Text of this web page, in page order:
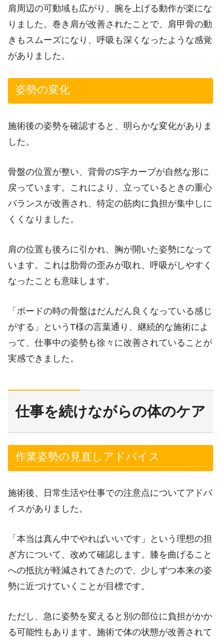
肩周辺の可動域も広がり、腕を上げる動作が楽にな
りました。巻き肩が改善されたことで、肩甲骨の動
きもスムーズになり、呼吸も深くなったような感覚
がありました。
姿勢の変化
施術後の姿勢を確認すると、明らかな変化がありま
した。
骨盤の位置が整い、背骨のS字カーブが自然な形に
戻っています。これにより、立っているときの重心
バランスが改善され、特定の筋肉に負担が集中しに
くくなりました。
肩の位置も後ろに引かれ、胸が開いた姿勢になって
います。これは肋骨の歪みが取れ、呼吸がしやすく
なったことも意味します。
「ボードの時の骨盤はだんだん良くなっている感じ
がする」というT様の言葉通り、継続的な施術によ
って、仕事中の姿勢も徐々に改善されていることが
実感できました。
仕事を続けながらの体のケア
作業姿勢の見直しアドバイス
施術後、日常生活や仕事での注意点についてアドバ
イスがありました。
「本当は真ん中でやればいいです」という理想の担
ぎ方について、改めて確認します。膝を曲げること
への抵抗が軽減されてきたので、少しずつ本来の姿
勢に近づけていくことが目標です。
ただし、急に姿勢を変えると別の部位に負担がかか
る可能性もあります。施術で体の状態が改善されて